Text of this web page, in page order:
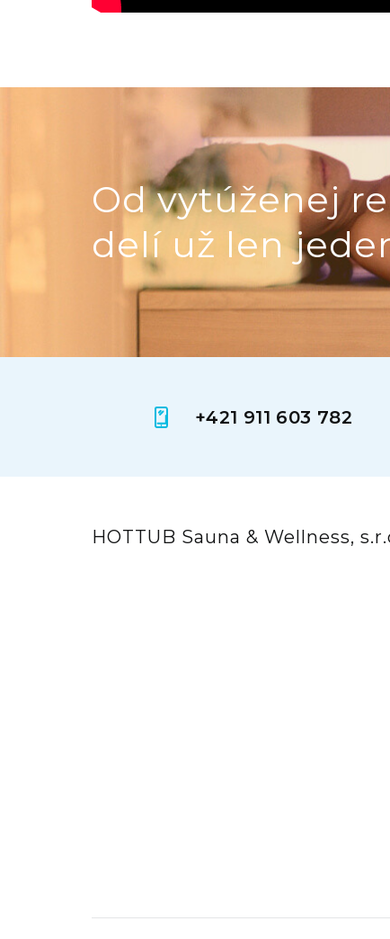
Od vytúženej
delí už len
+421 911 603 782
HOTTUB Sauna & Wellness,